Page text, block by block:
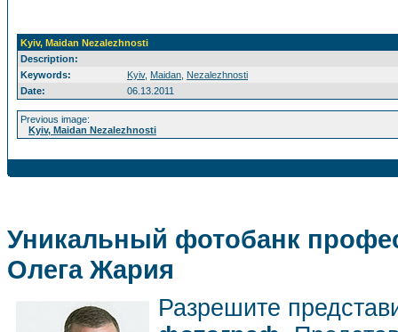
Kyiv, Maidan Nezalezhnosti
Description:
Keywords:
Kyiv, Maidan Nezalezhnosti
Date:
06.13.2011
Previous image:
Kyiv, Maidan Nezalezhnosti
Уникальный фотобанк
Олега Жария
Разрешите